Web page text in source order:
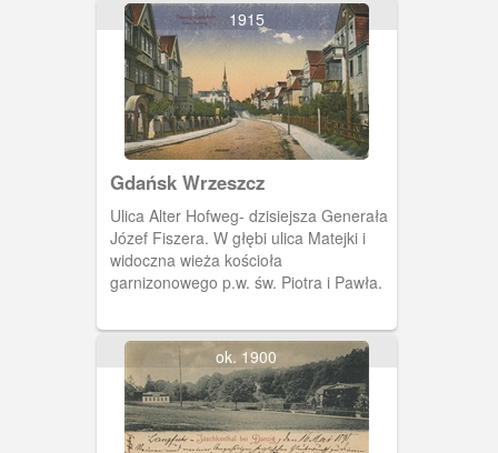
1915
Gdańsk Wrzeszcz
Ulica Alter Hofweg- dzisiejsza Generała
Józef Fiszera. W głębi ulica Matejki i
widoczna wieża kościoła
garnizonowego p.w. św. Piotra i Pawła.
ok. 1900